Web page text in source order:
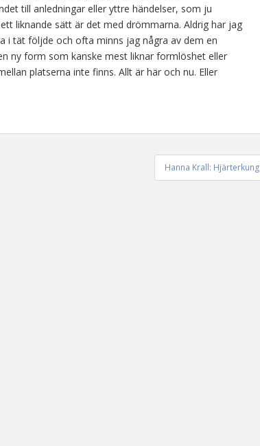
till anledningar eller yttre händelser, som ju
liknande sätt är det med drömmarna. Aldrig har jag
i tät följde och ofta minns jag några av dem en
ny form som kanske mest liknar formlöshet eller
platserna inte finns. Allt är här och nu. Eller
Hanna Krall: Hjärterkung